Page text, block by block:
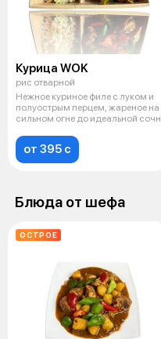
Курица WOK
рис отварной
Нежное куриное филе с луком и
полуострым перцем, жареное на
сильном огне до идеальной сочн
от 395 c
Блюда от шефа
ОСТРОЕ